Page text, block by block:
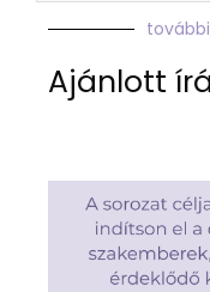
további
Ajánlott